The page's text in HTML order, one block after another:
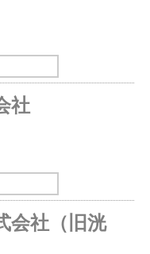
社
会社（旧洸